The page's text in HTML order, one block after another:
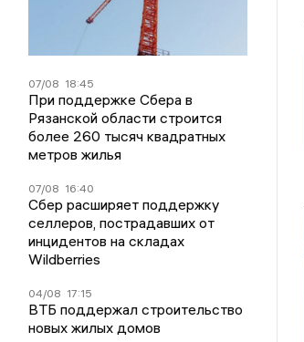
07/08 18:45
При поддержке Сбера в
Рязанской области строится
более 260 тысяч квадратных
метров жилья
07/08 16:40
Сбер расширяет поддержку
селлеров, пострадавших от
инцидентов на складах
Wildberries
04/08 17:15
ВТБ поддержал строительство
новых жилых домов